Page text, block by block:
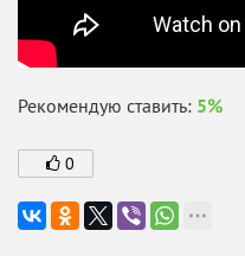
Рекомендую ставить: 5%
0